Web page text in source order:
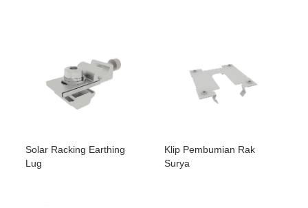
Solar Racking Earthing
Lug
Klip Pembumian Rak
Surya